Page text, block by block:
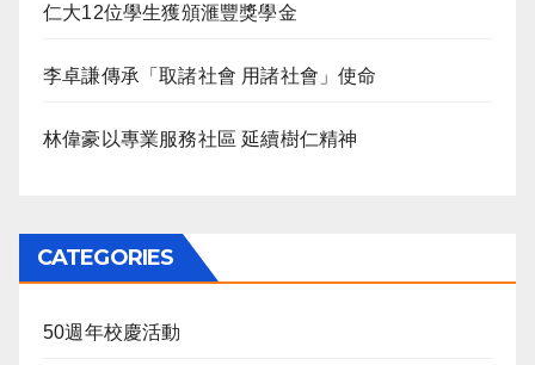
仁大12位學生獲頒滙豐獎學金
李卓謙傳承「取諸社會 用諸社會」使命
林偉豪以專業服務社區 延續樹仁精神
CATEGORIES
50週年校慶活動